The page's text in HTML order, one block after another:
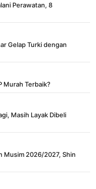
Perawatan, 8
Gelap Turki dengan
Murah Terbaik?
Masih Layak Dibeli
Musim 2026/2027, Shin